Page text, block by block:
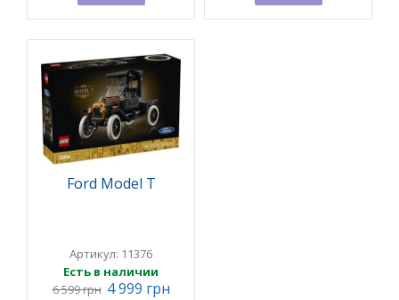
Ford Model T
Артикул: 11376
Есть в наличии
6 599 грн 4 999 грн